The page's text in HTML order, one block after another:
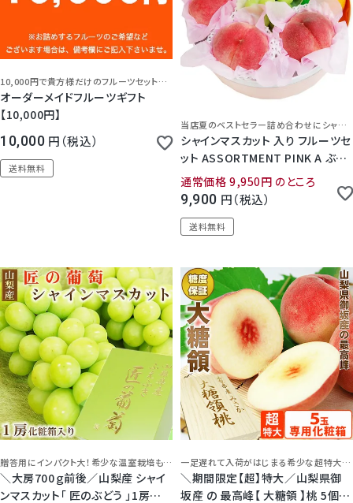
10,000円で貴方様だけのフルーツセットお作りします！ 送料込(一部地域除く)
オーダーメイドフルーツギフト
【10,000円】
10,000 税込
送料無料
当店夏のベストセラー詰め合わせにシャインマスカットが登場！
シャインマスカット 入り フルーツセ
ット ASSORTMENT PINK A ぶど
う 桃
通常価格 9,950 のところ
9,900 税込
送料無料
贈答用にインパクト大！希少な温室栽培ものの大房！
＼大房700ｇ前後／山梨産 シャイ
ンマスカット「 匠のぶどう 」1房
一足遅れて入荷がはじまる希少な超特大！サイズもインパクト大！ここぞという贈り物に糖度12度以上に選果されたはずれのない大糖領桃をお楽しみいただけます！
＼期間限定【超】特大／山梨県御
坂産 の 最高峰【 大糖領 】桃 5個 セ